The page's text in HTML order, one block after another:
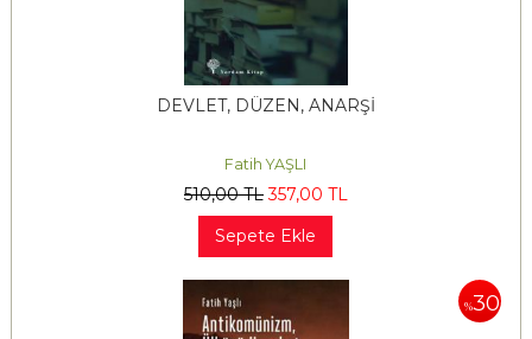
DEVLET, DÜZEN, ANARŞİ
Fatih YAŞLI
510,00TL 357,00 TL
Sepete Ekle
%30